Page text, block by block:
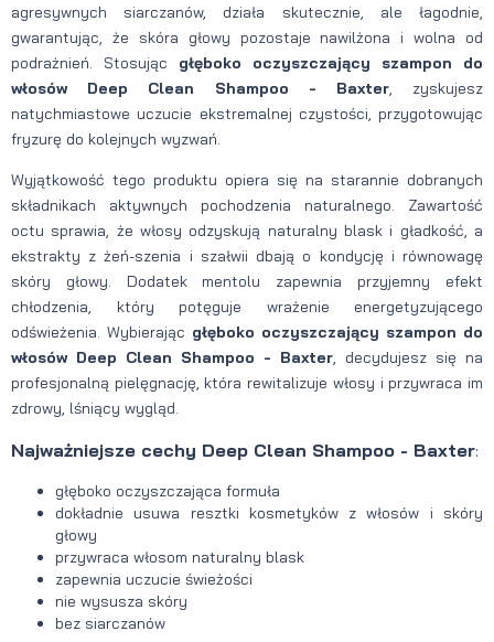
agresywnych siarczanów, działa skutecznie, ale łagodnie,
gwarantując, że skóra głowy pozostaje nawilżona i wolna od
podrażnień. Stosując głęboko oczyszczający szampon do
włosów Deep Clean Shampoo - Baxter, zyskujesz
natychmiastowe uczucie ekstremalnej czystości, przygotowując
fryzurę do kolejnych wyzwań.
Wyjątkowość tego produktu opiera się na starannie dobranych
składnikach aktywnych pochodzenia naturalnego. Zawartość
octu sprawia, że włosy odzyskują naturalny blask i gładkość, a
ekstrakty z żeń-szenia i szałwii dbają o kondycję i równowagę
skóry głowy. Dodatek mentolu zapewnia przyjemny efekt
chłodzenia, który potęguje wrażenie energetyzującego
odświeżenia. Wybierając głęboko oczyszczający szampon do
włosów Deep Clean Shampoo - Baxter, decydujesz się na
profesjonalną pielęgnację, która rewitalizuje włosy i przywraca im
zdrowy, lśniący wygląd.
Najważniejsze cechy Deep Clean Shampoo - Baxter:
głęboko oczyszczająca formuła
dokładnie usuwa resztki kosmetyków z włosów i skóry
głowy
przywraca włosom naturalny blask
zapewnia uczucie świeżości
nie wysusza skóry
bez siarczanów